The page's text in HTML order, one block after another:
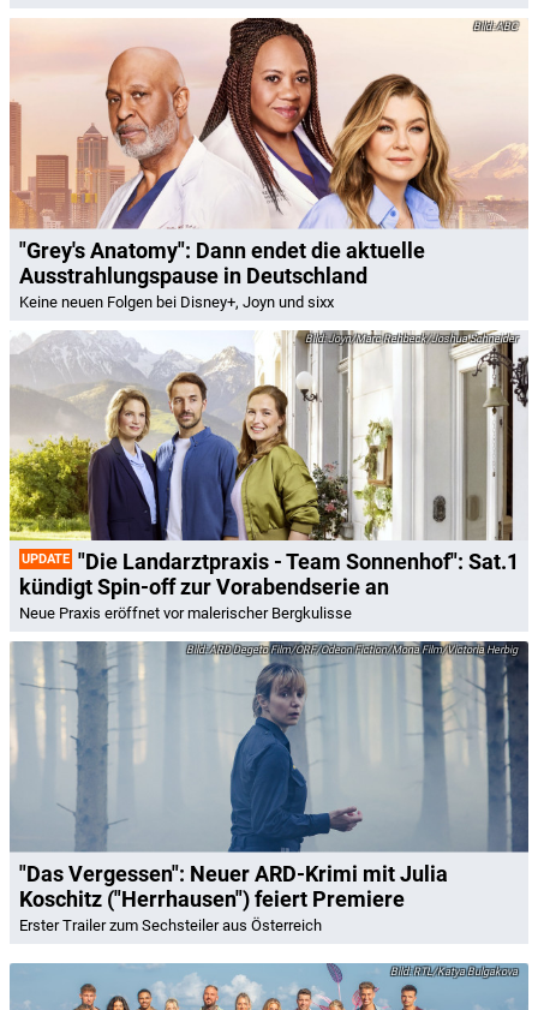
ABC
"Grey's Anatomy": Dann endet die aktuelle
Ausstrahlungspause in Deutschland
Keine neuen Folgen bei Disney+, Joyn und sixx
Joyn/Marc Rehbeck/Joshua Schneider
UPDATE "Die Landarztpraxis - Team Sonnenhof": Sat.1
kündigt Spin-off zur Vorabendserie an
Neue Praxis eröffnet vor malerischer Bergkulisse
ARD Degeto Film/ORF/Odeon Fiction/Mona Film/Victoria Herbig
"Das Vergessen": Neuer ARD-Krimi mit Julia
Koschitz ("Herrhausen") feiert Premiere
Erster Trailer zum Sechsteiler aus Österreich
RTL/Katya Bulgakova